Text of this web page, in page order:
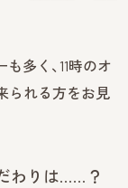
多く、11時のオ
られる方をお見
わりは……？